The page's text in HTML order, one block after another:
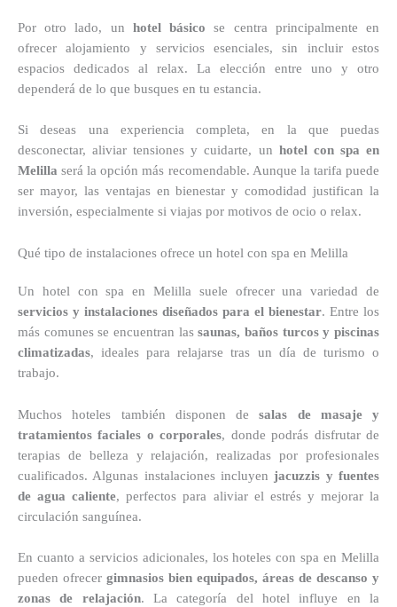
Por otro lado, un hotel básico se centra principalmente en
ofrecer alojamiento y servicios esenciales, sin incluir estos
espacios dedicados al relax. La elección entre uno y otro
dependerá de lo que busques en tu estancia.
Si deseas una experiencia completa, en la que puedas
desconectar, aliviar tensiones y cuidarte, un hotel con spa en
Melilla será la opción más recomendable. Aunque la tarifa puede
ser mayor, las ventajas en bienestar y comodidad justifican la
inversión, especialmente si viajas por motivos de ocio o relax.
Qué tipo de instalaciones ofrece un hotel con spa en Melilla
Un hotel con spa en Melilla suele ofrecer una variedad de
servicios y instalaciones diseñados para el bienestar. Entre los
más comunes se encuentran lassaunas, baños turcos y piscinas
climatizadas, ideales para relajarse tras un día de turismo o
trabajo.
Muchos hoteles también disponen desalas de masaje y
tratamientos faciales o corporales, donde podrás disfrutar de
terapias de belleza y relajación, realizadas por profesionales
cualificados. Algunas instalaciones incluyen jacuzzis y fuentes
de agua caliente, perfectos para aliviar el estrés y mejorar la
circulación sanguínea.
En cuanto a servicios adicionales, los hoteles con spa en Melilla
pueden ofrecer gimnasios bien equipados, áreas de descanso y
zonas de relajación. La categoría del hotel influye en la